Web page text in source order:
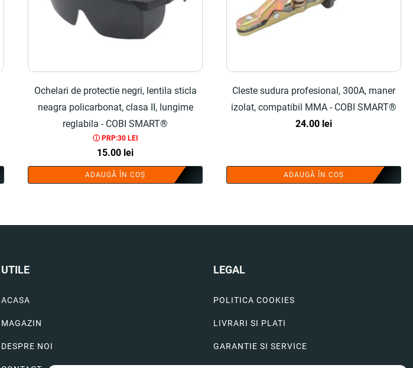
Ochelari de protectie negri, lentila sticla
neagra policarbonat, clasa II, lungime
reglabila - COBI SMART®
ⓘ PRP:30 LEI
15.00 lei
ADAUGĂ ÎN COȘ
Cleste sudura profesional, 300A, maner
izolat, compatibil MMA - COBI SMART®
24.00 lei
ADAUGĂ ÎN COȘ
UTILE
ACASA
MAGAZIN
DESPRE NOI
LEGAL
POLITICA COOKIES
LIVRARI SI PLATI
GARANTIE SI SERVICE